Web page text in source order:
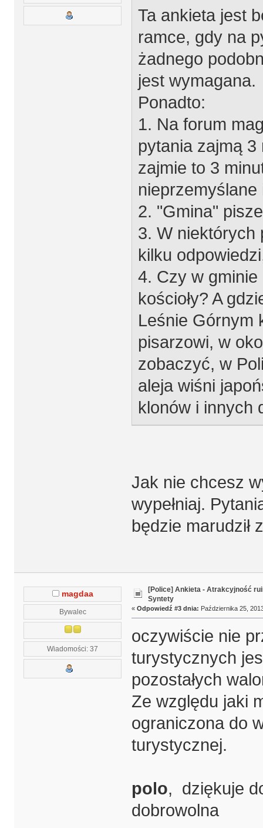
Ta ankieta jest
ramce, gdy na
żadnego
jest wymagana.
Ponadto:
1. Na forum
pytania zajmą
zajmie to 3
2. "Gmina"
3. W niektórych
kilku
4. Czy w
kościoły? A
Leśnie Górnym
pisarzowi, w
zobaczyć, w
aleja wiśni
klonów i innych
Jak nie chcesz
wypełniaj.
będzie marudził
magdaa
Bywalec
Wiadomości: 37
[Police] Ankieta - Atrakcyjność
Syntety
« Odpowiedź #3 dnia: Października 25,
oczywiście nie
turystycznych
pozostałych
Ze względu jaki
ograniczona do
turystycznej.
polo, dziękuje
dobrowolna